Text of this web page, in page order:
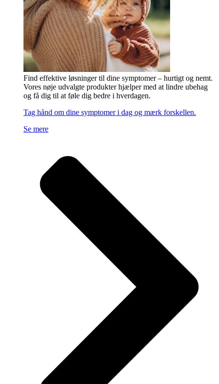
Find effektive løsninger til dine symptomer – hurtigt og nemt.
Vores nøje udvalgte produkter hjælper med at lindre ubehag
og få dig til at føle dig bedre i hverdagen.
Tag hånd om dine symptomer i dag og mærk forskellen.
Se mere